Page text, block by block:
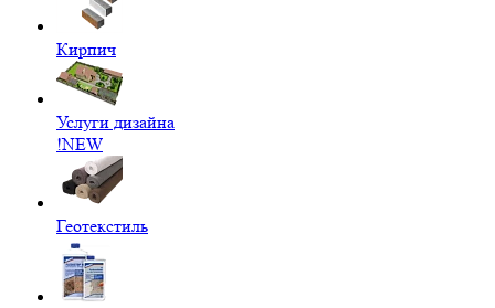
Кирпич
Услуги дизайна
!NEW
Геотекстиль